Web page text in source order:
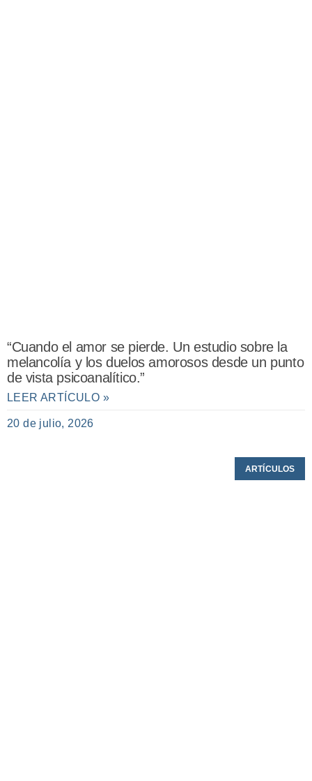
“Cuando el amor se pierde. Un estudio sobre la
melancolía y los duelos amorosos desde un punto
de vista psicoanalítico.”
LEER ARTÍCULO »
20 de julio, 2026
ARTÍCULOS